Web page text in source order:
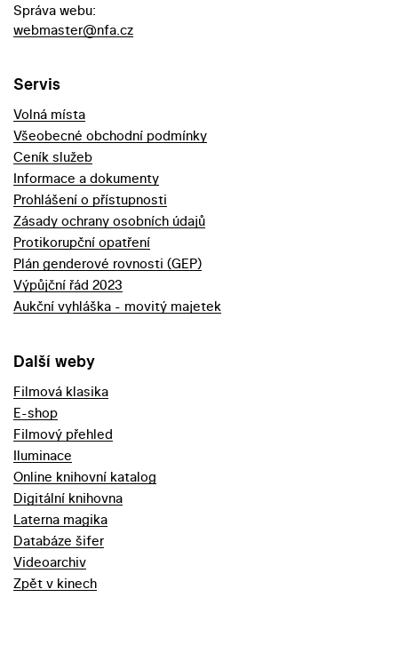
Správa webu:
webmaster@nfa.cz
Servis
Volná místa
Všeobecné obchodní podmínky
Ceník služeb
Informace a dokumenty
Prohlášení o přístupnosti
Zásady ochrany osobních údajů
Protikorupční opatření
Plán genderové rovnosti (GEP)
Výpůjční řád 2023
Aukční vyhláška - movitý majetek
Další weby
Filmová klasika
E-shop
Filmový přehled
Iluminace
Online knihovní katalog
Digitální knihovna
Laterna magika
Databáze šifer
Videoarchiv
Zpět v kinech